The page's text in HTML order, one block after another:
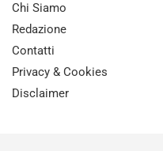
Chi Siamo
Redazione
Contatti
Privacy & Cookies
Disclaimer